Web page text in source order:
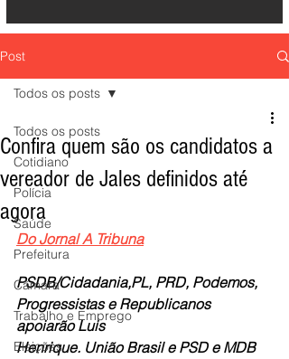
Post
Todos os posts
Cotidiano
Polícia
Saúde
Prefeitura
Câmara
Trabalho e Emprego
Eleições
Todos os posts
Confira quem são os candidatos a
vereador de Jales definidos até
agora
Do Jornal A Tribuna
PSDB/Cidadania,PL, PRD, Podemos,
Progressistas e Republicanos
apoiarão Luis
Henrique. União Brasil e PSD e MDB